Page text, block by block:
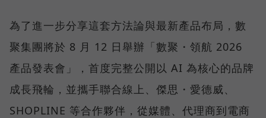
為了進一步分享這套方法論與最新產品布局，數
聚集團將於 8 月 12 日舉辦「數聚・領航 2026
產品發表會」，首度完整公開以 AI 為核心的品牌
成長飛輪，並攜手聯合線上、傑思・愛德威、
SHOPLINE 等合作夥伴，從媒體、代理商到電商